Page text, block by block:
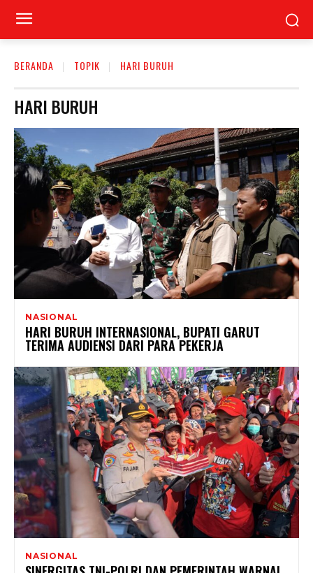
BERANDA TOPIK HARI BURUH
HARI BURUH
NASIONAL
HARI BURUH INTERNASIONAL, BUPATI GARUT
TERIMA AUDIENSI DARI PARA PEKERJA
NASIONAL